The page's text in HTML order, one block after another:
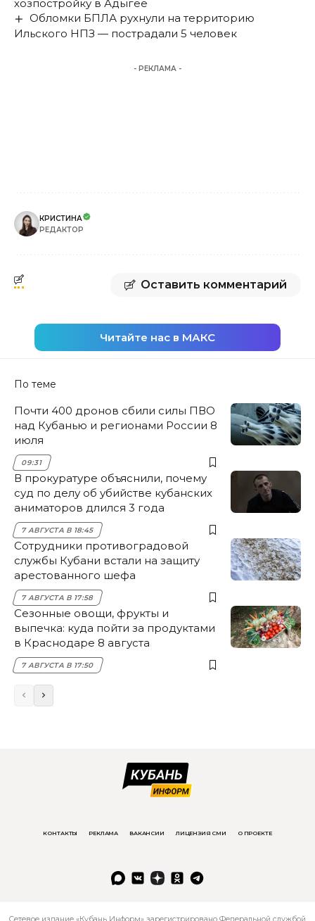
хозпостройку в Адыгее
Обломки БПЛА рухнули на территорию
Ильского НПЗ — пострадали 5 человек
- РЕКЛАМА -
КРИСТИНА
РЕДАКТОР
Оставить комментарий
Читайте нас в МАКС
По теме
Почти 400 дронов сбили силы ПВО
над Кубанью и регионами России 8
июля
09:31
В прокуратуре объяснили, почему
суд по делу об убийстве кубанских
аниматоров длился 3 года
7 АВГУСТА В 18:45
Сотрудники противоградовой
службы Кубани встали на защиту
арестованного шефа
7 АВГУСТА В 17:58
Сезонные овощи, фрукты и
выпечка: куда пойти за продуктами
в Краснодаре 8 августа
7 АВГУСТА В 17:50
КОНТАКТЫ РЕКЛАМА ВАКАНСИИ ЛИЦЕНЗИЯ СМИ О ПРОЕКТЕ